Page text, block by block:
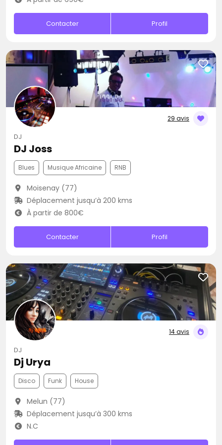
Contacter Profil
29 avis
DJ
DJ Joss
Blues Musique Africaine RNB
Moisenay (77)
Déplacement jusqu’à 200 kms
À partir de 800€
Contacter Profil
14 avis
DJ
Dj Urya
Disco Funk House
Melun (77)
Déplacement jusqu’à 300 kms
N.C